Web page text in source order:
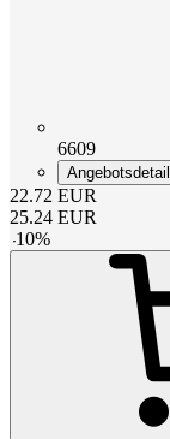
6609
22.72 EUR
25.24 EUR
-10%